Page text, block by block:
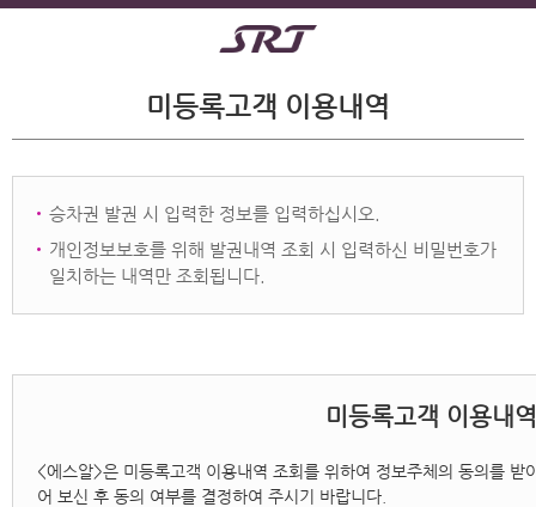
미등록고객 이용내역
승차권 발권 시 입력한 정보를 입력하십시오.
개인정보보호를 위해 발권내역 조회 시 입력하신 비밀번호가
일치하는 내역만 조회됩니다.
미등록고객 이용내
<에스알>은 미등록고객 이용내역 조회를 위하여 정보주체의 동의를 받
어 보신 후 동의 여부를 결정하여 주시기 바랍니다.